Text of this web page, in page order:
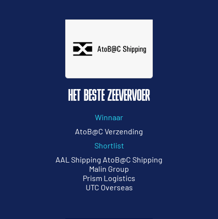
HET BESTE ZEEVERVOER
Winnaar
AtoB@C Verzending
Shortlist
AAL Shipping AtoB@C Shipping
Malin Group
Prism Logistics
UTC Overseas